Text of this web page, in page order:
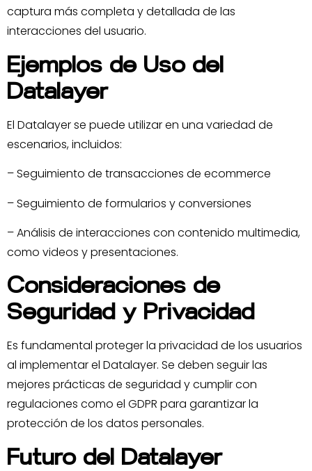
captura más completa y detallada de las
interacciones del usuario.
Ejemplos de Uso del
Datalayer
El Datalayer se puede utilizar en una variedad de
escenarios, incluidos:
– Seguimiento de transacciones de ecommerce
– Seguimiento de formularios y conversiones
– Análisis de interacciones con contenido multimedia,
como videos y presentaciones.
Consideraciones de
Seguridad y Privacidad
Es fundamental proteger la privacidad de los usuarios
al implementar el Datalayer. Se deben seguir las
mejores prácticas de seguridad y cumplir con
regulaciones como el GDPR para garantizar la
protección de los datos personales.
Futuro del Datalayer